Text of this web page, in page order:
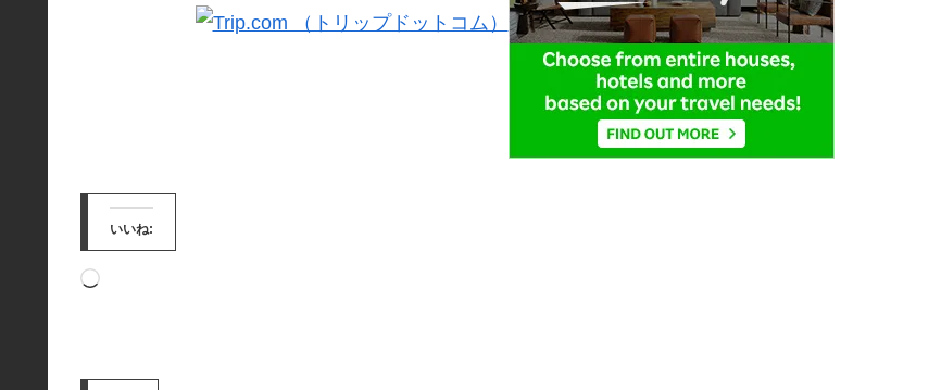
いいね:
読
み